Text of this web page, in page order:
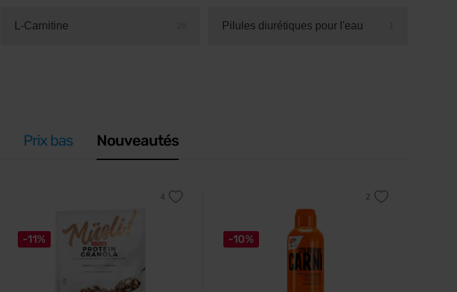
L-Carnitine Pilules diurétiques pour l'eau
Prix bas Nouveautés
-11% -10%